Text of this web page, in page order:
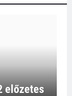
előzetes